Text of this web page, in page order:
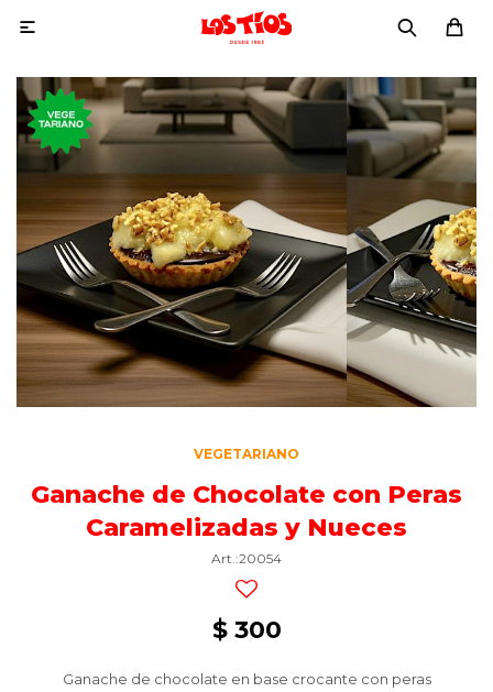

VEGETARIANO
Ganache de Chocolate con Peras
Caramelizadas y Nueces
20054
$ 300
Ganache de chocolate en base crocante con peras